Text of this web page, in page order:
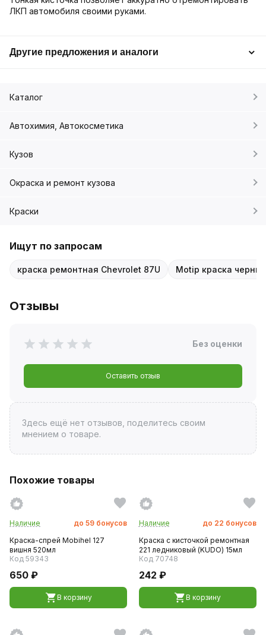
ЛКП автомобиля своими руками.
Другие предложения и аналоги
Каталог
Автохимия, Автокосметика
Кузов
Окраска и ремонт кузова
Краски
Ищут по запросам
краска ремонтная Chevrolet 87U Motip краска
Отзывы
Без оценки
Оставить отзыв
Здесь ещё нет отзывов, поделитесь своим
мнением о товаре.
Похожие товары
Наличие до 59 бонусов
Краска-спрей Mobihel 127
вишня 520мл
Код 59343
650 ₽
В корзину
Наличие до 22 бонусов
Краска с кисточкой ремонтная
221 ледниковый (KUDO) 15мл
Код 70748
242 ₽
В корзину